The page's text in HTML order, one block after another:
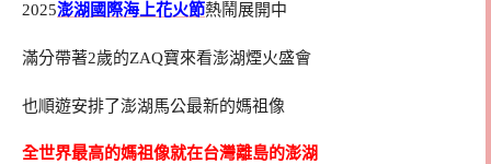
2025澎湖國際海上花火節熱鬧展開中
滿分帶著2歲的ZAQ寶來看澎湖煙火盛會
也順遊安排了澎湖馬公最新的媽祖像
全世界最高的媽祖像就在台灣離島的澎湖